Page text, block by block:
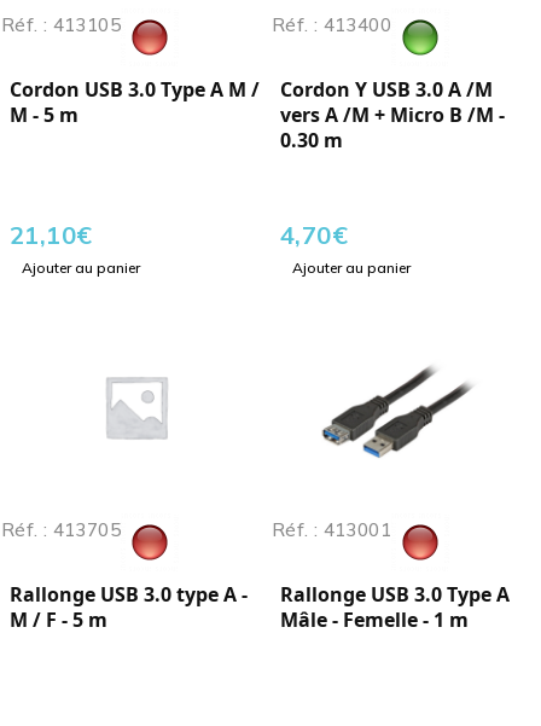
Réf. : 413105
Cordon USB 3.0 Type A M /
M - 5 m
21,10€
Ajouter au panier
Réf. : 413400
Cordon Y USB 3.0 A /M
vers A /M + Micro B /M -
0.30 m
4,70€
Ajouter au panier
Réf. : 413705
Rallonge USB 3.0 type A -
M / F - 5 m
Réf. : 413001
Rallonge USB 3.0 Type A
Mâle - Femelle - 1 m